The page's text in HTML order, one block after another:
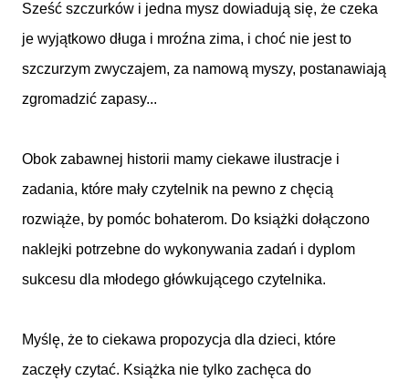
Sześć szczurków i jedna mysz dowiadują się, że czeka
je wyjątkowo długa i mroźna zima, i choć nie jest to
szczurzym zwyczajem, za namową myszy, postanawiają
zgromadzić zapasy...
Obok zabawnej historii mamy ciekawe ilustracje i
zadania, które mały czytelnik na pewno z chęcią
rozwiąże, by pomóc bohaterom. Do książki dołączono
naklejki potrzebne do wykonywania zadań i dyplom
sukcesu dla młodego główkującego czytelnika.
Myślę, że to ciekawa propozycja dla dzieci, które
zaczęły czytać. Książka nie tylko zachęca do